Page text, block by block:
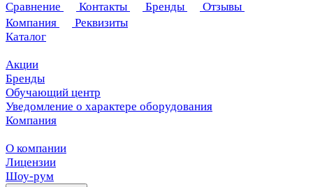
Сравнение
Контакты Бренды
Отзывы
Компания
Реквизиты
Каталог
Акции
Бренды
Обучающий центр
Уведомление о характере оборудования
Компания
О компании
Лицензии
Шоу-рум